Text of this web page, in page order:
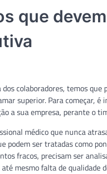
que
colaboradores, temos que
superior. Para começar,
a sua empresa, perante o
médico que nunca
podem ser tratadas como
fracos, precisam ser
mesmo falta de qualidade